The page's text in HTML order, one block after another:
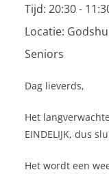
Tijd: 20:30 -
Locatie:
Seniors
Dag lieverds,
Het
EINDELIJK, dus
Het wordt een